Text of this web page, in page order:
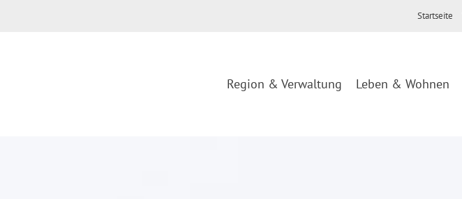
Startseite
Region & Verwaltung Leben & Wohnen